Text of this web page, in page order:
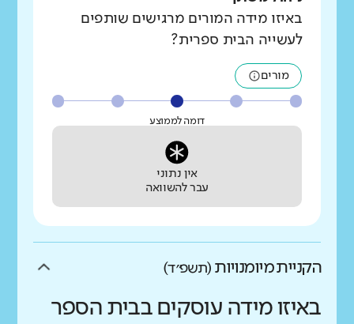
באיזו מידה המורים מרגישים שותפים
לעשייה הבית ספרית?
מורים
דומה לממוצע
אין נתוני
עבר להשוואה
הקניית מיומנויות (תשפ״ד)
באיזו מידה עוסקים בבית הספר